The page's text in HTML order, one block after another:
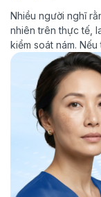
Nhiều người nghĩ
nhiên trên thực tế,
kiểm soát nám.
sẽ khó ổn định lâu